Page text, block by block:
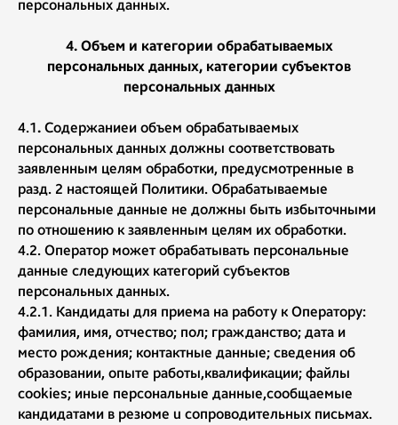
персональных данных.
4. Объем и категории обрабатываемых
персональных данных, категории субъектов
персональных данных
4.1. Содержаниеи объем обрабатываемых
персональных данных должны соответствовать
заявленным целям обработки, предусмотренные в
разд. 2 настоящей Политики. Обрабатываемые
персональные данные не должны быть избыточными
по отношению к заявленным целям их обработки.
4.2. Оператор может обрабатывать персональные
данные следующих категорий субъектов
персональных данных.
4.2.1. Кандидаты для приема на работу к Оператору:
фамилия, имя, отчество; пол; гражданство; дата и
место рождения; контактные данные; сведения об
образовании, опыте работы,квалификации; файлы
cookies; иные персональные данные,сообщаемые
кандидатами в резюме u сопроводительных письмах.